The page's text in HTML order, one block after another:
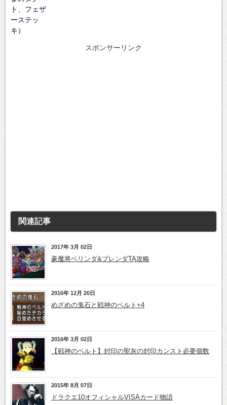
ト、フェザ
ーステッ
キ）
スポンサーリンク
関連記事
2017年 3月 02日
豪魔将ベリンダ&ブレンダTA攻略
2016年 12月 20日
めざめの鬼石と戦神のベルト+4
2016年 3月 02日
【戦神のベルト】封印の聖灰の封印カンスト必要個数
2015年 8月 07日
ドラクエ10オフィシャルVISAカード物語